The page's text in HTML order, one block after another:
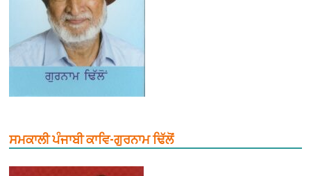
ਸਮਕਾਲੀ ਪੰਜਾਬੀ ਕਾਵਿ-ਗੁਰਨਾਮ ਢਿੱਲੋਂ